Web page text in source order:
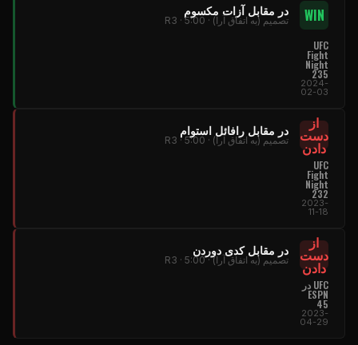
WIN در مقابل آزات مکسوم
تصمیم (به اتفاق آرا) · R3 · 5:00
UFC
Fight
Night
235
2024-
02-03
از
دست
دادن
در مقابل رافائل استوام
تصمیم (به اتفاق آرا) · R3 · 5:00
UFC
Fight
Night
232
2023-
11-18
از
دست
دادن
در مقابل کدی دوردن
تصمیم (به اتفاق آرا) · R3 · 5:00
UFC در
ESPN
45
2023-
04-29